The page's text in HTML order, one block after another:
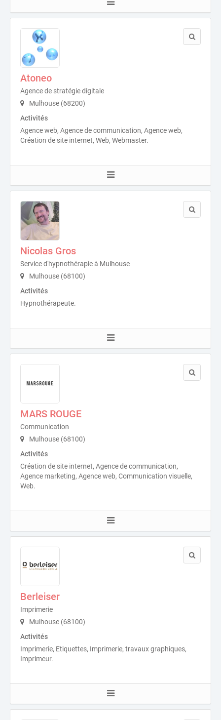
Atoneo
Agence de stratégie digitale
Mulhouse (68200)
Activités
Agence web, Agence de communication, Agence web,
Création de site internet, Web, Webmaster.
Nicolas Gros
Service d'hypnothérapie à Mulhouse
Mulhouse (68100)
Activités
Hypnothérapeute.
MARS ROUGE
Communication
Mulhouse (68100)
Activités
Création de site internet, Agence de communication,
Agence marketing, Agence web, Communication visuelle,
Web.
Berleiser
Imprimerie
Mulhouse (68100)
Activités
Imprimerie, Etiquettes, Imprimerie, travaux graphiques,
Imprimeur.